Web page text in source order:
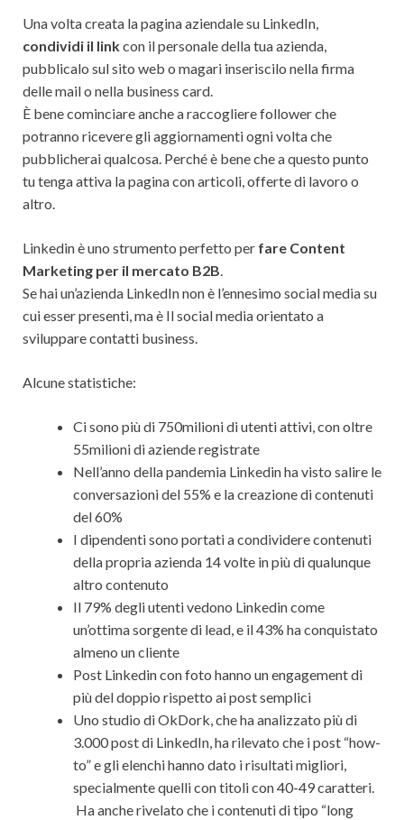
Una volta creata la pagina aziendale su LinkedIn,
condividi il linkcon il personale della tua azienda,
pubblicalo sul sito web o magari inseriscilo nella firma
delle mail o nella business card.
È bene cominciare anche a raccogliere follower che
potranno ricevere gli aggiornamenti ogni volta che
pubblicherai qualcosa. Perché è bene che a questo punto
tu tenga attiva la pagina con articoli, offerte di lavoro o
altro.
Linkedin è uno strumento perfetto per fare Content
Marketing per il mercato B2B.
Se hai un’azienda LinkedIn non è l’ennesimo social media su
cui esser presenti, ma è Il social media orientato a
sviluppare contatti business.
Alcune statistiche:
Ci sono più di 750milioni di utenti attivi, con oltre
55milioni di aziende registrate
Nell’anno della pandemia Linkedin ha visto salire le
conversazioni del 55% e la creazione di contenuti
del 60%
I dipendenti sono portati a condividere contenuti
della propria azienda 14 volte in più di qualunque
altro contenuto
Il 79% degli utenti vedono Linkedin come
un’ottima sorgente di lead, e il 43% ha conquistato
almeno un cliente
Post Linkedin con foto hanno un engagement di
più del doppio rispetto ai post semplici
Uno studio di OkDork, che ha analizzato più di
3.000 post di LinkedIn, ha rilevato che i post “how-
to” e gli elenchi hanno dato i risultati migliori,
specialmente quelli con titoli con 40-49 caratteri.
Ha anche rivelato che i contenuti di tipo “long